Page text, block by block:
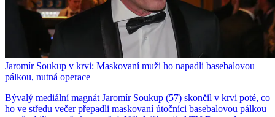
Jaromír Soukup v krvi: Maskovaní muži ho napadli basebalovou
pálkou, nutná operace
Bývalý mediální magnát Jaromír Soukup (57) skončil v krvi poté, co
ho ve středu večer přepadli maskovaní útočníci basebalovou pálkou